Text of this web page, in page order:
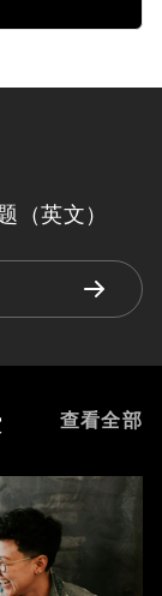
（英文）
查看全部